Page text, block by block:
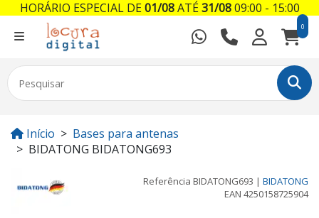
0
Início
Bases para antenas
BIDATONG BIDATONG693
Referência BIDATONG693 | BIDATONG
EAN 4250158725904
HORÁRIO ESPECIAL DE01/08ATÉ31/0809:00 - 15:00